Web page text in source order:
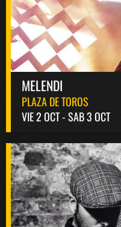
MELENDI
PLAZA DE TOROS
VIE 2 OCT - SAB 3 OCT